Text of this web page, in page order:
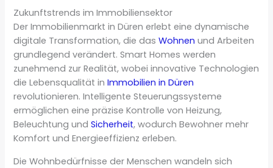
Zukunftstrends im Immobiliensektor
Der Immobilienmarkt in Düren erlebt eine dynamische
digitale Transformation, die dasWohnen und Arbeiten
grundlegend verändert. Smart Homes werden
zunehmend zur Realität, wobei innovative Technologien
die Lebensqualität inImmobilien in Düren
revolutionieren. Intelligente Steuerungssysteme
ermöglichen eine präzise Kontrolle von Heizung,
Beleuchtung undSicherheit, wodurch Bewohner mehr
Komfort und Energieeffizienz erleben.
Die Wohnbedürfnisse der Menschen wandeln sich